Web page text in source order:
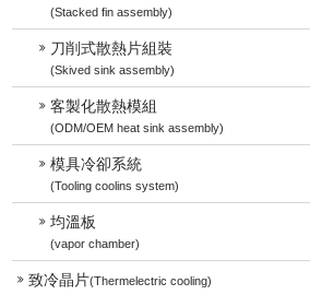
(Stacked fin assembly)
刀削式散熱片組裝
(Skived sink assembly)
客製化散熱模組
(ODM/OEM heat sink assembly)
模具冷卻系統
(Tooling coolins system)
均溫板
(vapor chamber)
致冷晶片(Thermelectric cooling)